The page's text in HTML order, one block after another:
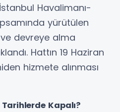
Havalimanı-
yürütülen
devreye alma
Hattın 19 Haziran
hizmete alınması
Kapalı?